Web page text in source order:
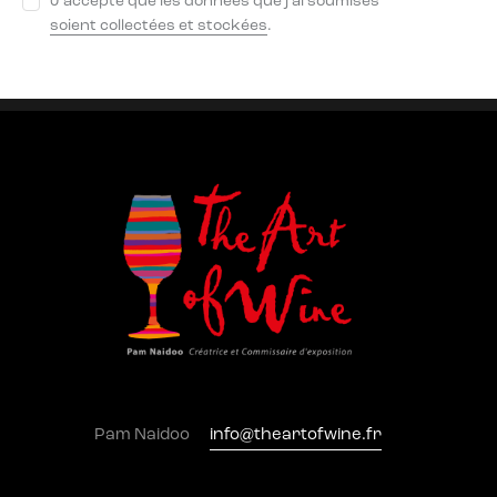
soient collectées et stockées.
Pam Naidoo info@theartofwine.fr